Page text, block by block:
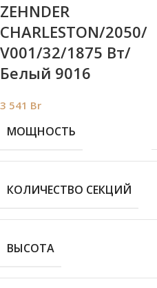
ZEHNDER
CHARLESTON/2050/
V001/32/1875 Вт/
Белый 9016
3 541 Br
МОЩНОСТЬ
КОЛИЧЕСТВО СЕКЦИЙ
ВЫСОТА